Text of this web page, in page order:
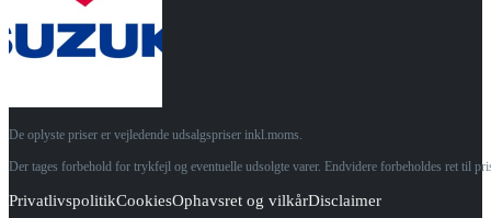
De oplyste priser er vejledende udsalgspriser inkl.moms.
Der tages forbehold for trykfejl og eventuelle udsolgte varer. Endvidere forbeholdes ret til
PrivatlivspolitikCookiesOphavsret og vilkårDisclaimer